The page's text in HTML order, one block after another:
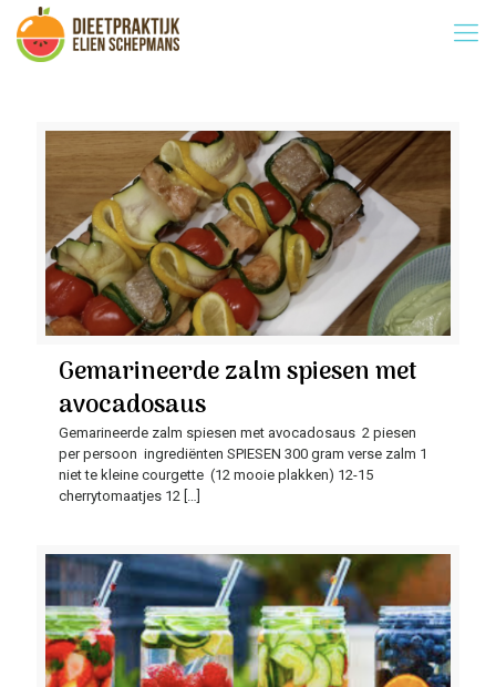
Gemarineerde zalm spiesen met
avocadosaus
Gemarineerde zalm spiesen met avocadosaus 2 piesen
per persoon ingrediënten SPIESEN 300 gram verse zalm 1
niet te kleine courgette (12 mooie plakken) 12-15
cherrytomaatjes 12 […]